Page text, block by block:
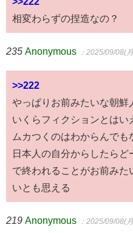
相変わらずの捏造なの？
235 Anonymous ：2025/09/08(
>>222
やっぱりお前みたいな朝鮮
いくらフィクションとはい
ムカつくのはわからんでも
日本人の自分からしたらど
で終われることがお前み
いとも思える
219 Anonymous ：2025/09/08(